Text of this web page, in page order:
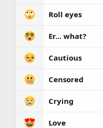
Roll eyes
Er... what?
Cautious
Censored
Crying
Love